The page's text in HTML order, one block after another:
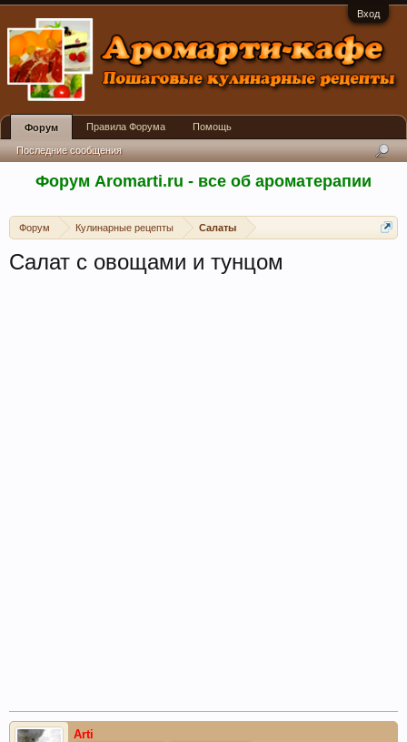
Вход
Форум Aromarti.ru - все об ароматерапии
Форум Кулинарные рецепты Салаты
Салат с овощами и тунцом
Arti
Форум
Последние сообщения
Правила Форума Помощь